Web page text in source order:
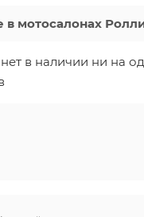
в мотосалонах
в наличии ни на